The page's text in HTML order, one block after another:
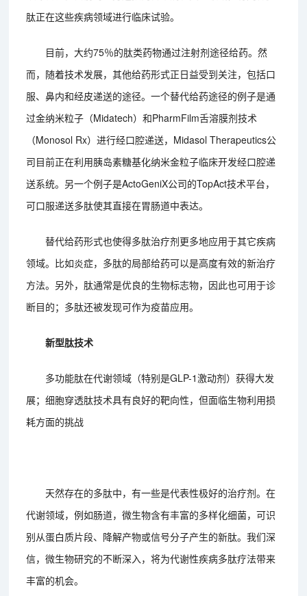
肽正在这些疾病领域进行临床试验。
目前，大约75％的肽类药物通过注射剂途径给药。然
而，随着技术发展，其他给药形式正日益受到关注，包括口
服、鼻内和经皮递送的途径。一个替代给药途径的例子是通
过金纳米粒子（Midatech）和PharmFilm舌溶膜剂技术
（Monosol Rx）进行经口腔递送，Midasol Therapeutics公
司目前正在利用胰岛素糖基化纳米金粒子临床开发经口腔递
送系统。另一个例子是ActoGeniX公司的TopAct技术平台，
可口服递送多肽使其直接在胃肠道中表达。
替代给药形式也使得多肽治疗剂更多地应用于其它疾病
领域。比如炎症，多肽的局部给药可以是高度有效的新治疗
方法。另外，肽通常是优良的生物标志物，因此也可用于诊
断目的；多肽还被发现可作为疫苗应用。
新型肽技术
多功能肽在代谢领域（特别是GLP-1激动剂）获得大发
展；细胞穿透肽技术具有良好的靶向性，但面临生物利用损
耗方面的挑战
天然存在的多肽中，有一些是代表性极好的治疗剂。在
代谢领域，例如肠道，微生物含有丰富的多样化细菌，可识
别从蛋白质片段、降解产物或信号分子产生的新肽。我们深
信，微生物研究的不断深入，将为代谢性疾病多肽疗法带来
丰富的机会。